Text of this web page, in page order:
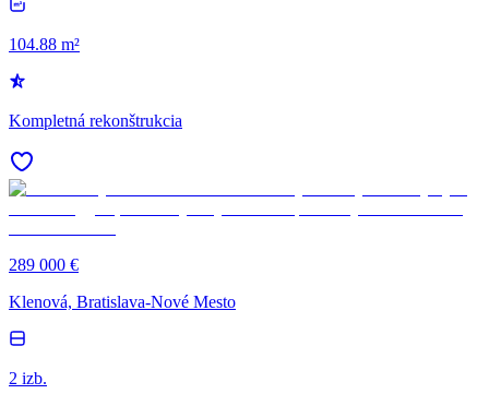
104.88 m²
Kompletná rekonštrukcia
289 000 €
Klenová, Bratislava-Nové Mesto
2 izb.